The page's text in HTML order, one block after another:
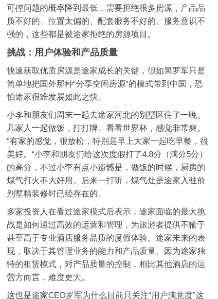
可控问题的概率降到最低，需要拒绝很多房源，产品品
质不好的、位置太偏的、配套服务不好的、服务意识不
强的，这些都是被途家拒绝的房源项目。
挑战：用户体验和产品质量
快速获取优质房源是途家成长的关键，但如果罗军只是
简单地把国外那种“分享空闲房源”的模式带到中国，恐
怕途家很难发展如此之快。
小李和朋友们周末一起去途家河北的别墅区住了一晚。
几家人一起做饭，打打牌、看看世界杯，感觉非常爽。
“有家的感觉，很放松，特别是早上大家一起吃早餐，很
美好。“小李和朋友们给这次度假打了4.8分（满分5分）
的高分，不过小李有点小遗憾是，做饭的时候，厨房的
煤气打火不大好用。后来一打听，煤气灶是途家入驻前
别墅精装修时已经存在的。
多家投资人在看过途家模式后表示，途家面临的最大挑
战是如何通过高效的运营和管理，为旅游者提供不输于
甚至高于专业酒店服务品质的度假体验。途家未来的表
现，取决于其管理业务的能力和产品质量。因为途家独
特的租赁模式，对产品质量的控制，相比其他酒店的运
营方而言，难度更大。
这也是途家CEO罗军为什么目前只关注“用户满意度”这